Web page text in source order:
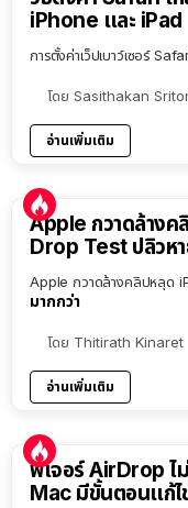
iPhone และ iPad
การตั้งค่าเว็ปเบาว์เซอร์
โดย Sasithakan
อ่านเพิ่มเติม
Apple กวาดล้างค
Drop Test ปลิวหา
Apple กวาดล้างคลิปหลุด
มากกว่า
โดย Thitirath Kinaret
อ่านเพิ่มเติม
ฟีเจอร์ AirDrop ไ
Mac มีขั้นตอนแก้ไ